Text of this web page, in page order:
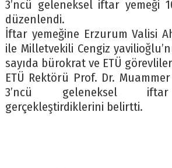
3’ncü geleneksel iftar yemeği
düzenlendi.
İftar yemeğine Erzurum Valisi
ile Milletvekili Cengiz
sayıda bürokrat ve ETÜ
ETÜ Rektörü Prof. Dr.
3’ncü geleneksel iftar
gerçekleştirdiklerini belirtti.